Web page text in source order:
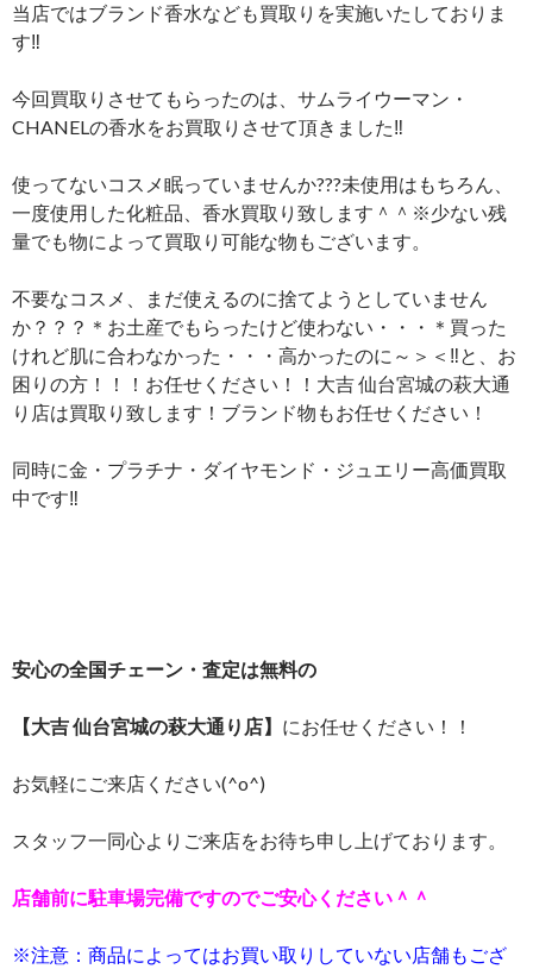
当店ではブランド香水なども買取りを実施いたしておりま
す‼
今回買取りさせてもらったのは、サムライウーマン・
CHANELの香水をお買取りさせて頂きました‼
使ってないコスメ眠っていませんか???未使用はもちろん、
一度使用した化粧品、香水買取り致します＾＾※少ない残
量でも物によって買取り可能な物もございます。
不要なコスメ、まだ使えるのに捨てようとしていません
か？？？＊お土産でもらったけど使わない・・・＊買った
けれど肌に合わなかった・・・高かったのに～＞＜‼と、お
困りの方！！！お任せください！！大吉 仙台宮城の萩大通
り店は買取り致します！ブランド物もお任せください！
同時に金・プラチナ・ダイヤモンド・ジュエリー高価買取
中です‼
安心の全国チェーン・査定は無料の
【大吉 仙台宮城の萩大通り店】 にお任せください！！
お気軽にご来店ください(^o^)
スタッフ一同心よりご来店をお待ち申し上げております。
店舗前に駐車場完備ですのでご安心ください＾＾
※注意：商品によってはお買い取りしていない店舗もござ